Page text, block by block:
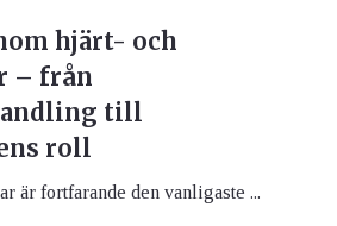
hjärt- och
– från
till
roll
är fortfarande den vanligaste ...